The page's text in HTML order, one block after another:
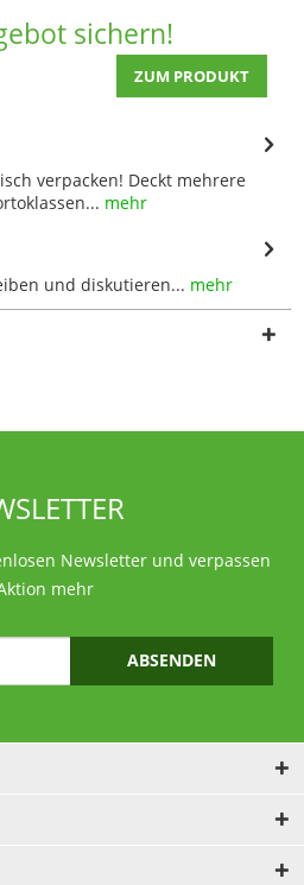
sichern!
ZUM PRODUKT
verpacken! Deckt mehrere
mehr
und diskutieren... mehr
Newsletter und verpassen
mehr
ABSENDEN